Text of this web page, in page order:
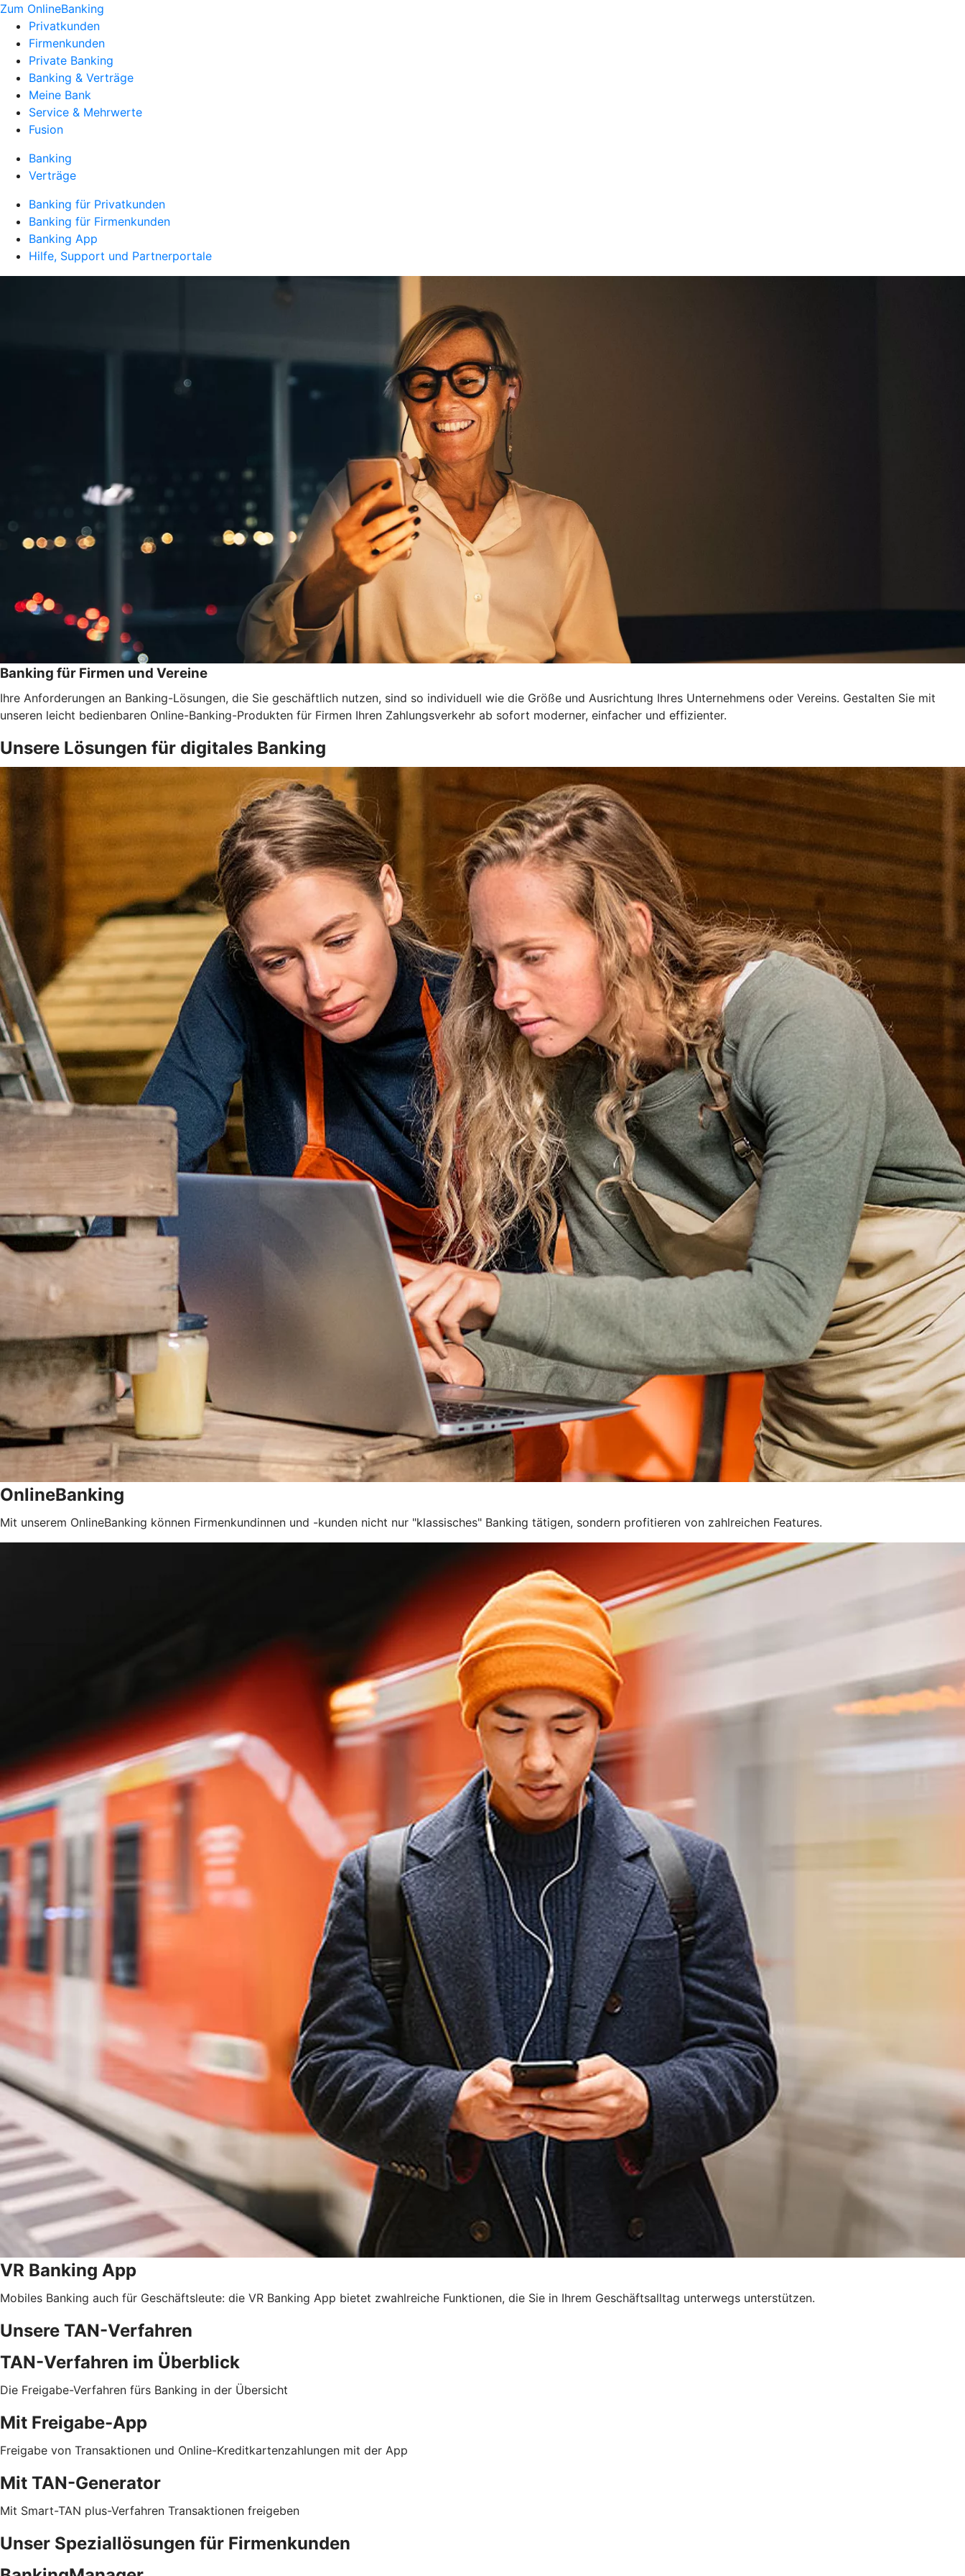
Zum OnlineBanking
Privatkunden
Firmenkunden
Private Banking
Banking & Verträge
Meine Bank
Service & Mehrwerte
Fusion
Banking
Verträge
Banking für Privatkunden
Banking für Firmenkunden
Banking App
Hilfe, Support und Partnerportale
Banking für Firmen und Vereine
Ihre Anforderungen an Banking-Lösungen, die Sie geschäftlich nutzen, sind so individuell wie die Größe und Ausrichtung Ihres Unternehmens oder Vereins. Gestalten Sie mit
unseren leicht bedienbaren Online-Banking-Produkten für Firmen Ihren Zahlungsverkehr ab sofort moderner, einfacher und effizienter.
Unsere Lösungen für digitales Banking
OnlineBanking
Mit unserem OnlineBanking können Firmenkundinnen und -kunden nicht nur "klassisches" Banking tätigen, sondern profitieren von zahlreichen Features.
VR Banking App
Mobiles Banking auch für Geschäftsleute: die VR Banking App bietet zwahlreiche Funktionen, die Sie in Ihrem Geschäftsalltag unterwegs unterstützen.
Unsere TAN-Verfahren
TAN-Verfahren im Überblick
Die Freigabe-Verfahren fürs Banking in der Übersicht
Mit Freigabe-App
Freigabe von Transaktionen und Online-Kreditkartenzahlungen mit der App
Mit TAN-Generator
Mit Smart-TAN plus-Verfahren Transaktionen freigeben
Unser Speziallösungen für Firmenkunden